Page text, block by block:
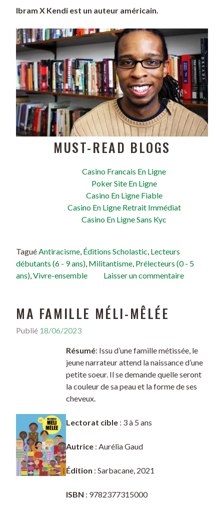
Ibram X Kendi est un auteur américain.
MUST-READ BLOGS
Casino Francais En Ligne
Poker Site En Ligne
Casino En Ligne Fiable
Casino En Ligne Retrait Immédiat
Casino En Ligne Sans Kyc
Tagué Antiracisme Éditions Scholastic Lecteurs
débutants (6 - 9 ans) Militantisme Prélecteurs (0 - 5
ans) Vivre-ensemble Laisser un commentaire
MA FAMILLE MÉLI-MÊLÉE
Publié 18/06/2023
Résumé: Issu d’une famille métissée, le
jeune narrateur attend la naissance d’une
petite soeur. Il se demande quelle seront
la couleur de sa peau et la forme de ses
cheveux.
Lectorat cible: 3 à 5 ans
Autrice : Aurélia Gaud
Édition : Sarbacane, 2021
ISBN : 9782377315000